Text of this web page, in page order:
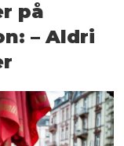
på
– Aldri